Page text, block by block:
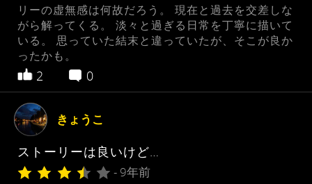
リーの虚無感は何故だろう。 現在と過去を交差しな
がら解ってくる。 淡々と過ぎる日常を丁寧に描いて
いる。 思っていた結末と違っていたが、そこが良か
ったかも。
2 0
きょうこ
ストーリーは良いけど…
- 9年前